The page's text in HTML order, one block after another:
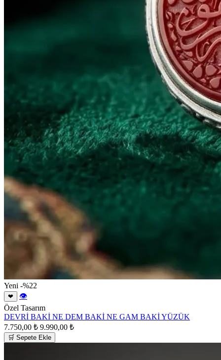
Yeni -%22
❤
👁
Özel Tasarım
DEVRİ BAKİ NE DEM BAKİ NE GAM BAKİ YÜZÜK
7.750,00 ₺ 9.990,00 ₺
🛒 Sepete Ekle